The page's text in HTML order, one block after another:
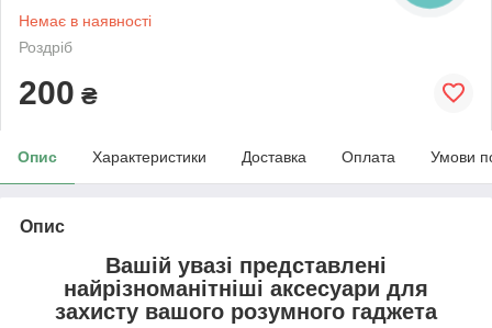
Немає в наявності
Роздріб
200 ₴
Опис Характеристики Доставка Оплата Умови
Опис
Вашій увазі представлені
найрізноманітніші аксесуари для
захисту вашого розумного гаджета